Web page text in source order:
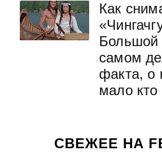
Как
Большой
самом
факта, о
мало кто
СВЕЖЕЕ НА